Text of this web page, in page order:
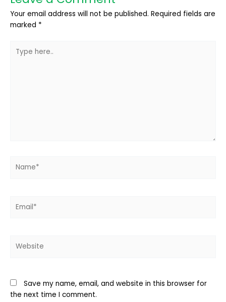
Your email address will not be published. Required fields are
marked *
here..
Save my name, email, and website in this browser for
the next time I comment.